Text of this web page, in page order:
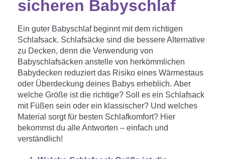
Matratzenschoner & -auflage
Ersatzbezug
Betteinsatz
Sommerschlafsack
Strampelsack
Puck-Schlafsack
Innenschlafsack
Krabbeldecke
Kuschelkissen
STILLKISSEN & STILLTUCH
WICKELUNTERLAGEN
TEXTILIEN
Bettwäsche
Spannbettlaken
Bettschlange
ENTWICKLUNGSFÖRDERUNG
Kuschelnest
ZUBEHÖR
sicheren Babyschlaf
Ein guter Babyschlaf beginnt mit dem richtigen
Schlafsack. Schlafsäcke sind die bessere Alternative
zu Decken, denn die Verwendung von
Babyschlafsäcken anstelle von herkömmlichen
Babydecken reduziert das Risiko eines Wärmestaus
oder Überdeckung deines Babys erheblich. Aber
welche Größe ist die richtige? Soll es ein Schlafsack
mit Füßen sein oder ein klassischer? Und welches
Material sorgt für besten Schlafkomfort? Hier
bekommst du alle Antworten – einfach und
verständlich!